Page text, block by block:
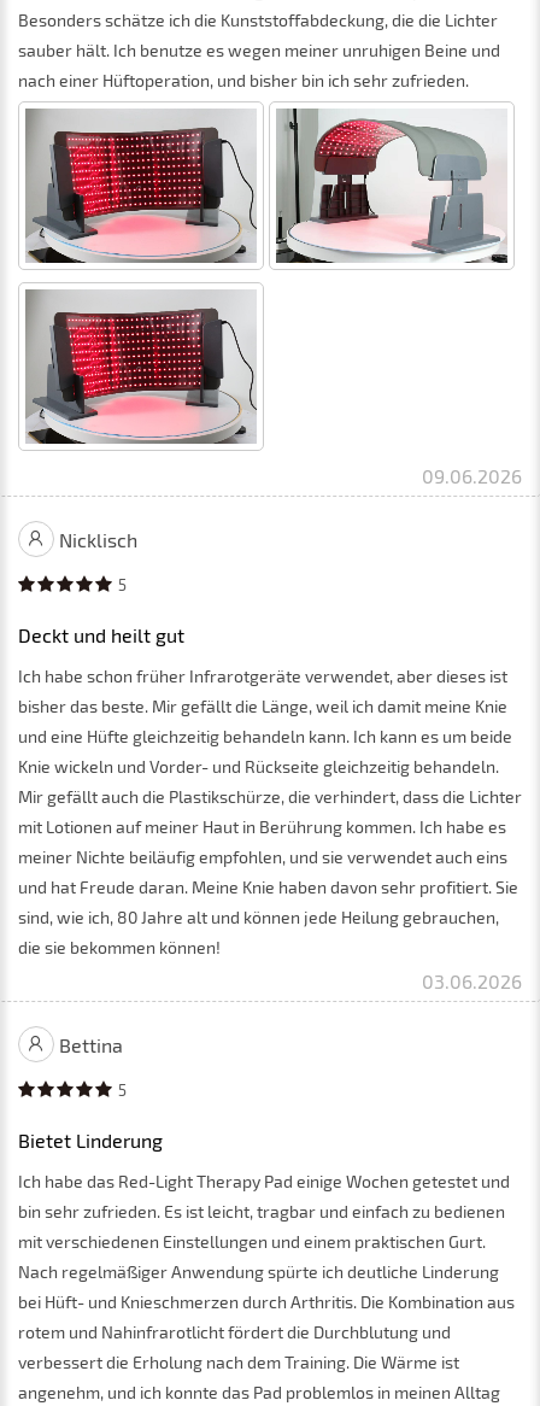
Besonders schätze ich die Kunststoffabdeckung, die die Lichter
sauber hält. Ich benutze es wegen meiner unruhigen Beine und
nach einer Hüftoperation, und bisher bin ich sehr zufrieden.
09.06.2026
Nicklisch
5
Deckt und heilt gut
Ich habe schon früher Infrarotgeräte verwendet, aber dieses ist
bisher das beste. Mir gefällt die Länge, weil ich damit meine Knie
und eine Hüfte gleichzeitig behandeln kann. Ich kann es um beide
Knie wickeln und Vorder- und Rückseite gleichzeitig behandeln.
Mir gefällt auch die Plastikschürze, die verhindert, dass die Lichter
mit Lotionen auf meiner Haut in Berührung kommen. Ich habe es
meiner Nichte beiläufig empfohlen, und sie verwendet auch eins
und hat Freude daran. Meine Knie haben davon sehr profitiert. Sie
sind, wie ich, 80 Jahre alt und können jede Heilung gebrauchen,
die sie bekommen können!
03.06.2026
Bettina
5
Bietet Linderung
Ich habe das Red-Light Therapy Pad einige Wochen getestet und
bin sehr zufrieden. Es ist leicht, tragbar und einfach zu bedienen
mit verschiedenen Einstellungen und einem praktischen Gurt.
Nach regelmäßiger Anwendung spürte ich deutliche Linderung
bei Hüft- und Knieschmerzen durch Arthritis. Die Kombination aus
rotem und Nahinfrarotlicht fördert die Durchblutung und
verbessert die Erholung nach dem Training. Die Wärme ist
angenehm, und ich konnte das Pad problemlos in meinen Alltag